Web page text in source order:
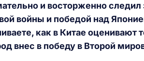
и восторженно следил
войны и победой над
как в Китае оценивают
внес в победу в Второй